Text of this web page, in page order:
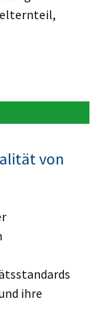
von
ihre